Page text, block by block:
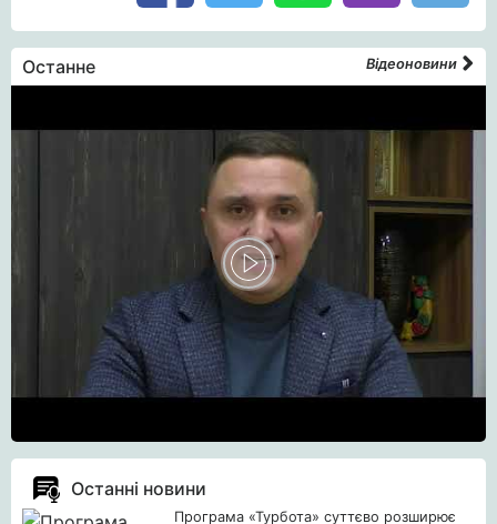
Останне Відеоновини
Останні новини
Програма «Турбота» суттєво розширює